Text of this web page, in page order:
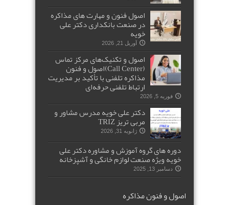
اصول فنون و مهارت های مذاکره
در صنعت بانکداری دکتر علی
خویه
آوریل 21, 2026
اصول و تکنیک‌های مرکز تماس
(Call Center)اصول و فنون
مذاکره تلفنی با تأکید بر مدیریت
ارتباط تلفنی حرفه‌ای
فوریه 5, 2026
دکتر علی خویه مدرس مشاور و
مربی تریز TRIZ
ژانویه 31, 2026
دوره های گروه آموزش و مشاوره دکتر علی
خویه ویژه صنعت لوازم خانگی و آشپزخانه
دسامبر 13, 2025
اصول و فنون مذاکره